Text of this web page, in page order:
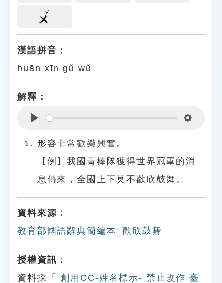
教學應用
貓頭鷹博士
ㄨ
漢語拼音：
huān xīn gǔ wǔ
解釋：
形容非常歡樂興奮。
【例】我國青棒隊獲得世界冠軍的消
息傳來，全國上下莫不歡欣鼓舞。
資料來源：
教育部國語辭典簡編本_歡欣鼓舞
授權資訊：
資料採「
創用CC-姓名標示- 禁止改作 臺